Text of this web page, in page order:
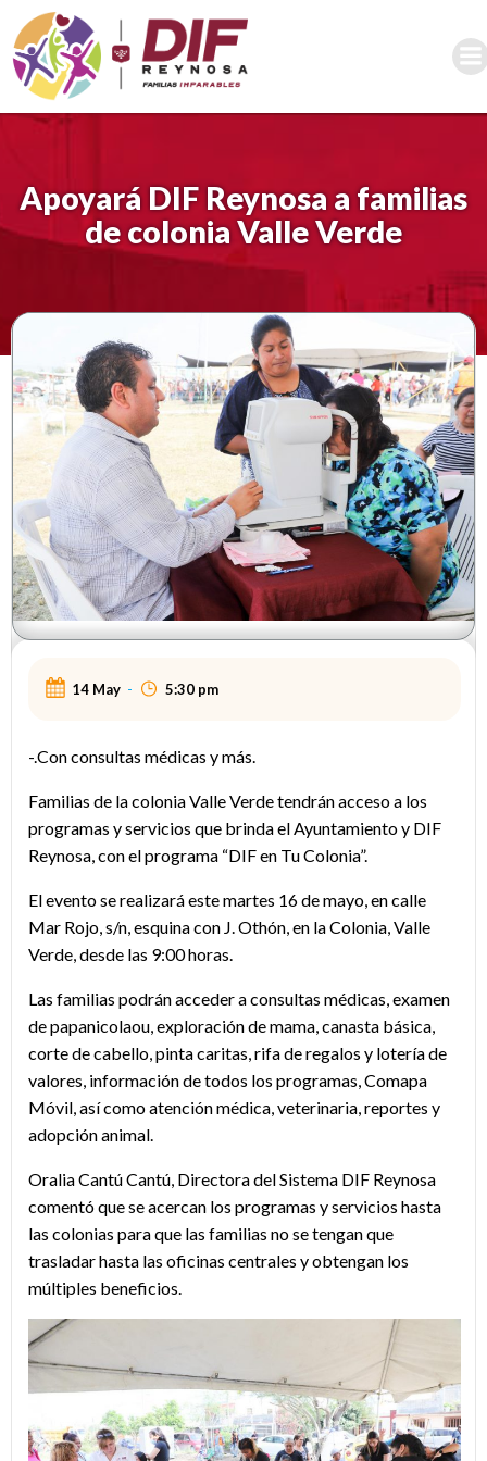
al
contenido
Apoyará DIF Reynosa a familias
de colonia Valle Verde
14 May - 5:30 pm
-.Con consultas médicas y más.
Familias de la colonia Valle Verde tendrán acceso a los
programas y servicios que brinda el Ayuntamiento y DIF
Reynosa, con el programa “DIF en Tu Colonia”.
El evento se realizará este martes 16 de mayo, en calle
Mar Rojo, s/n, esquina con J. Othón, en la Colonia, Valle
Verde, desde las 9:00 horas.
Las familias podrán acceder a consultas médicas, examen
de papanicolaou, exploración de mama, canasta básica,
corte de cabello, pinta caritas, rifa de regalos y lotería de
valores, información de todos los programas, Comapa
Móvil, así como atención médica, veterinaria, reportes y
adopción animal.
Oralia Cantú Cantú, Directora del Sistema DIF Reynosa
comentó que se acercan los programas y servicios hasta
las colonias para que las familias no se tengan que
trasladar hasta las oficinas centrales y obtengan los
múltiples beneficios.